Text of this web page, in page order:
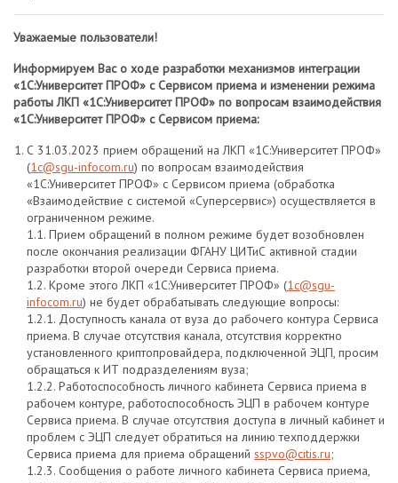
Уважаемые пользователи!
Информируем Вас о ходе разработки механизмов интеграции
«1С:Университет ПРОФ» с Сервисом приема и изменении режима
работы ЛКП «1С:Университет ПРОФ» по вопросам взаимодействия
«1С:Университет ПРОФ» с Сервисом приема:
С 31.03.2023 прием обращений на ЛКП «1С:Университет ПРОФ»
(1с@sgu-infocom.ru) по вопросам взаимодействия
«1С:Университет ПРОФ» с Сервисом приема (обработка
«Взаимодействие с системой «Суперсервис») осуществляется в
ограниченном режиме.
1.1. Прием обращений в полном режиме будет возобновлен
после окончания реализации ФГАНУ ЦИТиС активной стадии
разработки второй очереди Сервиса приема.
1.2. Кроме этого ЛКП «1С:Университет ПРОФ» (1с@sgu-
infocom.ru) не будет обрабатывать следующие вопросы:
1.2.1. Доступность канала от вуза до рабочего контура Сервиса
приема. В случае отсутствия канала, отсутствия корректно
установленного криптопровайдера, подключенной ЭЦП, просим
обращаться к ИТ подразделениям вуза;
1.2.2. Работоспособность личного кабинета Сервиса приема в
рабочем контуре, работоспособность ЭЦП в рабочем контуре
Сервиса приема. В случае отсутствия доступа в личный кабинет и
проблем с ЭЦП следует обратиться на линию техподдержки
Сервиса приема для приема обращений sspvo@citis.ru;
1.2.3. Сообщения о работе личного кабинета Сервиса приема,